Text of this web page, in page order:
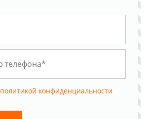
политикой конфиденциальности